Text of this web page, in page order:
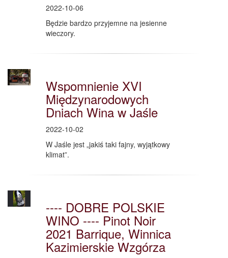
2022-10-06
Będzie bardzo przyjemne na jesienne
wieczory.
Wspomnienie XVI
Międzynarodowych
Dniach Wina w Jaśle
2022-10-02
W Jaśle jest „jakiś taki fajny, wyjątkowy
klimat”.
---- DOBRE POLSKIE
WINO ---- Pinot Noir
2021 Barrique, Winnica
Kazimierskie Wzgórza